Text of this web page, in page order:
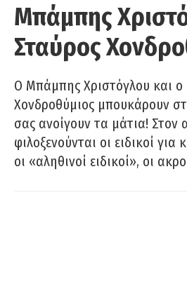
Μπάμπης
Σταύρος
O Μπάμπης Χριστόγλου και ο
Χονδροθύμιος μπουκάρουν
σας ανοίγουν τα μάτια! Στον
φιλοξενούνται οι ειδικοί
οι «αληθινοί ειδικοί», οι